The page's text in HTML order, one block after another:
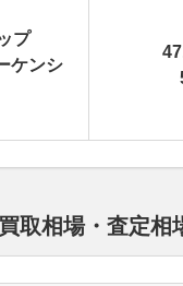
プ
ケンシ
取相場・査定相